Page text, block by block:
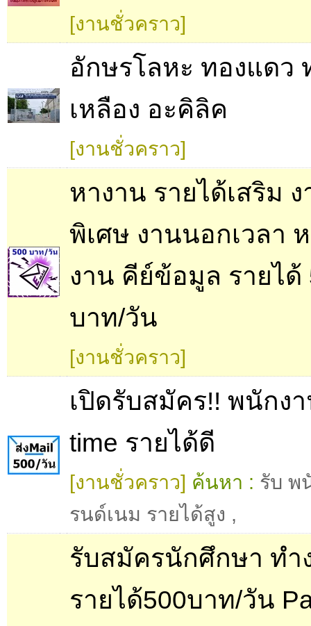
[งานชั่วคราว]
อักษรโลหะ ทองแดว
เหลือง อะคิลิค
[งานชั่วคราว]
หางาน รายได้เสริม
พิเศษ งานนอกเวลา
งาน คีย์ข้อมูล รายได้
บาท/วัน
[งานชั่วคราว]
เปิดรับสมัคร!! พนักง
time รายได้ดี
[งานชั่วคราว] ค้นหา : รับ พ
รนด์เนม รายได้สูง ,
รับสมัครนักศึกษา ทำ
รายได้500บาท/วัน